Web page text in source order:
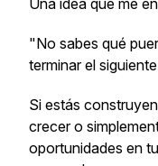
Una idea que me
"No sabes qué
terminar el
Si estás
crecer o
oportunidades en